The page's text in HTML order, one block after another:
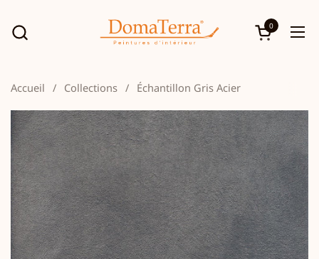
Ouvrir le
0
Accueil / Collections / Échantillon Gris Acier